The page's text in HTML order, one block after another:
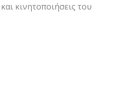
κινητοποιήσεις του